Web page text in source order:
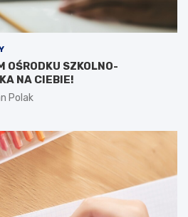
OŚRODKU SZKOLNO-
NA CIEBIE!
Polak